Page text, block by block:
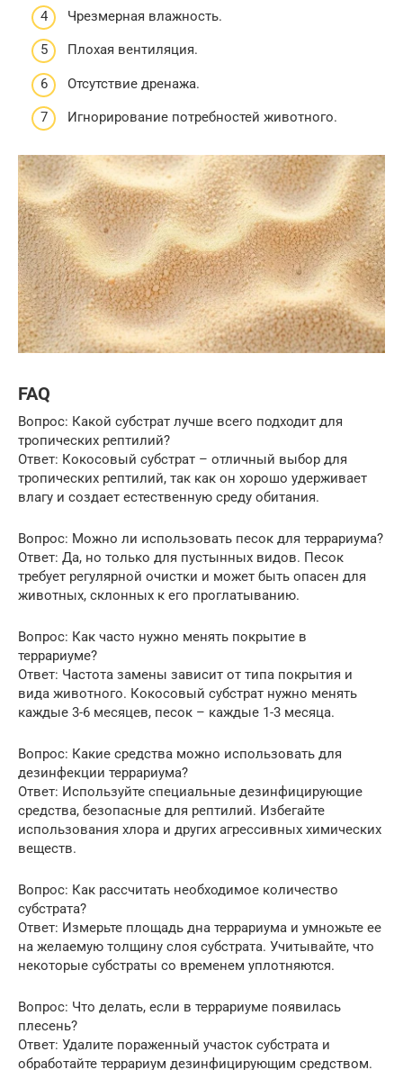
Чрезмерная влажность.
Плохая вентиляция.
Отсутствие дренажа.
Игнорирование потребностей животного.
FAQ
Вопрос: Какой субстрат лучше всего подходит для
тропических рептилий?
Ответ: Кокосовый субстрат – отличный выбор для
тропических рептилий, так как он хорошо удерживает
влагу и создает естественную среду обитания.
Вопрос: Можно ли использовать песок для террариума?
Ответ: Да, но только для пустынных видов. Песок
требует регулярной очистки и может быть опасен для
животных, склонных к его проглатыванию.
Вопрос: Как часто нужно менять покрытие в
террариуме?
Ответ: Частота замены зависит от типа покрытия и
вида животного. Кокосовый субстрат нужно менять
каждые 3-6 месяцев, песок – каждые 1-3 месяца.
Вопрос: Какие средства можно использовать для
дезинфекции террариума?
Ответ: Используйте специальные дезинфицирующие
средства, безопасные для рептилий. Избегайте
использования хлора и других агрессивных химических
веществ.
Вопрос: Как рассчитать необходимое количество
субстрата?
Ответ: Измерьте площадь дна террариума и умножьте ее
на желаемую толщину слоя субстрата. Учитывайте, что
некоторые субстраты со временем уплотняются.
Вопрос: Что делать, если в террариуме появилась
плесень?
Ответ: Удалите пораженный участок субстрата и
обработайте террариум дезинфицирующим средством.